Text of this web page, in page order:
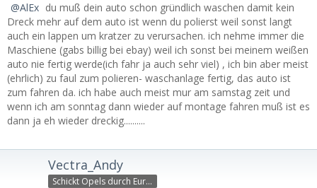
AlEx du muß dein auto schon gründlich waschen damit kein
Dreck mehr auf dem auto ist wenn du polierst weil sonst langt
auch ein lappen um kratzer zu verursachen. ich nehme immer die
Maschiene (gabs billig bei ebay) weil ich sonst bei meinem weißen
auto nie fertig werde(ich fahr ja auch sehr viel) , ich bin aber meist
(ehrlich) zu faul zum polieren- waschanlage fertig, das auto ist
zum fahren da. ich habe auch meist mur am samstag zeit und
wenn ich am sonntag dann wieder auf montage fahren muß ist es
dann ja eh wieder dreckig..........
Vectra_Andy
Schickt Opels durch Europ